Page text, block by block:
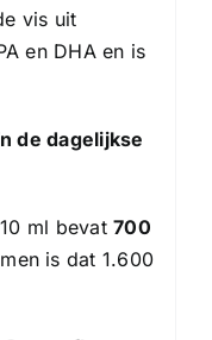
vis uit
en DHA en is
de dagelijkse
ml bevat700
is dat 1.600